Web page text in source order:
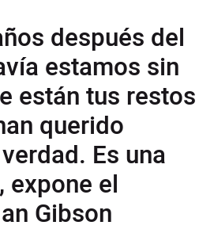
después del
estamos sin
están tus restos
querido
Es una
expone el
Gibson